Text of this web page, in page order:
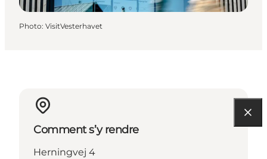
Photo: VisitVesterhavet
Comment s’y rendre
Herningvej 4